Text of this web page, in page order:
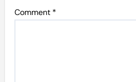
Comment *